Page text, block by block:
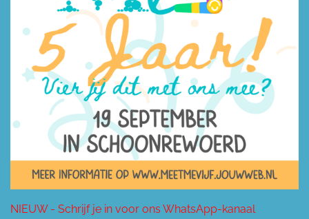
NIEUW - Schrijf je in voor ons WhatsApp-kanaal